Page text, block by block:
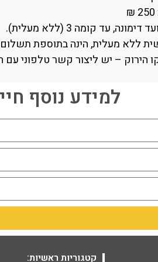
עד קומה 3 (ללא מעלית).
מעלית, הינה בתוספת תשלום 80 ש”ח לקומה.
ליצור קשר טלפוני עם החנות (09-7678332 /
למידע נוסף חייגו 077-8044606 או מלאו
קטגוריות ראשיות: